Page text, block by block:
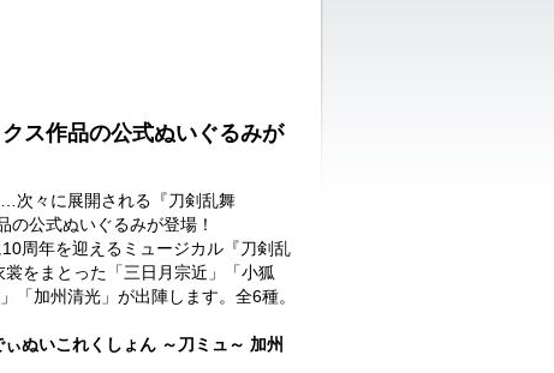
ス作品の公式ぬいぐるみが
次々に展開される『刀剣乱舞
の公式ぬいぐるみが登場！
周年を迎えるミュージカル『刀剣乱
をまとった「三日月宗近」「小狐
「加州清光」が出陣します。全6種。
ぬいこれくしょん ～刀ミュ～ 加州